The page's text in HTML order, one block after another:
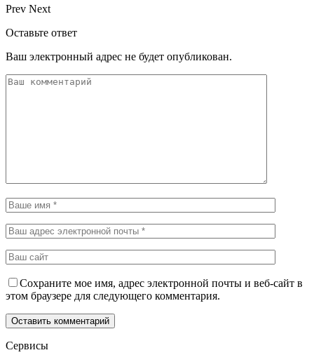
Prev Next
Оставьте ответ
Ваш электронный адрес не будет опубликован.
Сохраните мое имя, адрес электронной почты и веб-сайт в
этом браузере для следующего комментария.
Сервисы